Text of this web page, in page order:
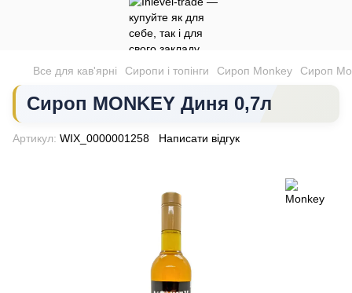
Все для кав'ярні Сиропи і топінги Сироп Monkey Сироп
Сироп MONKEY Диня 0,7л
Артикул: WIX_0000001258 Написати відгук